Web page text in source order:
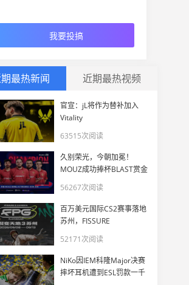
我要投搞
最热新闻 近期最热视频
官宣：jL将作为替补加入
Vitality
63515次阅读
久别荣光，今朝加冕！
MOUZ成功捧杯BLAST赏金
赛S2 2026
56267次阅读
百万美元国际CS2赛事落地
苏州，FISSURE
PLAYGROUND 3正式官宣
52171次阅读
NiKo因IEM科隆Major决赛
摔坏耳机遭到ESL罚款一千